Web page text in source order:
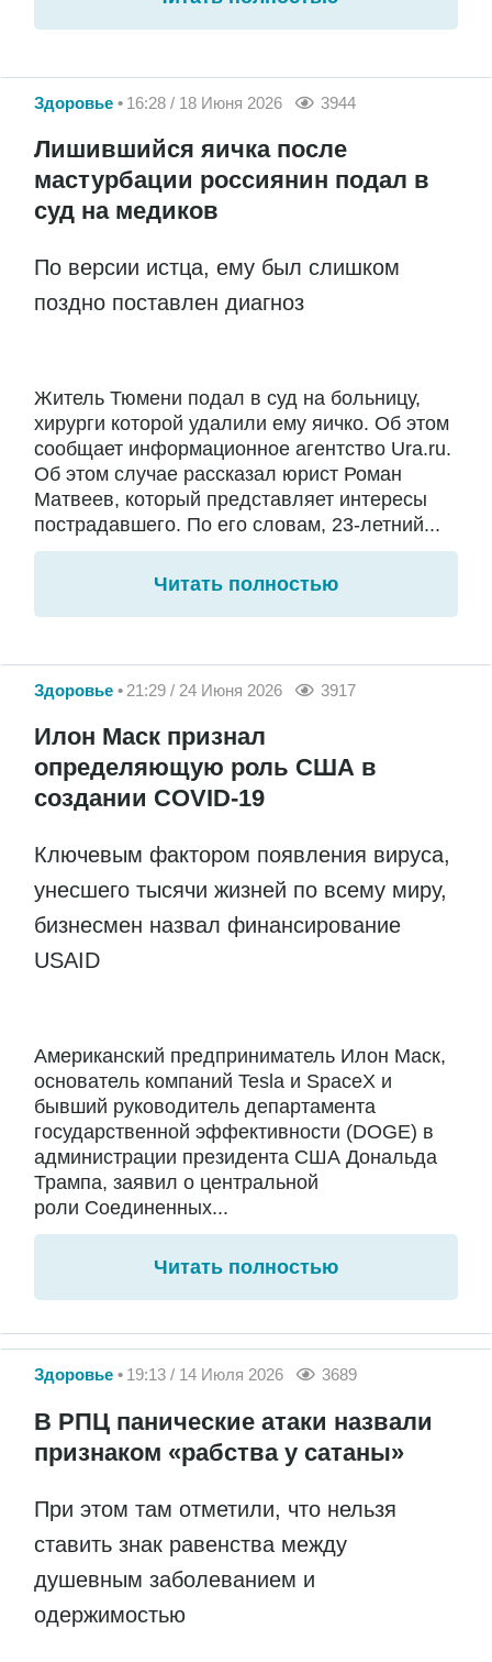
Здоровье 16:28 / 18 Июня 2026 3944
Лишившийся яичка после
мастурбации россиянин подал в
суд на медиков
По версии истца, ему был слишком
поздно поставлен диагноз
Житель Тюмени подал в суд на больницу,
хирурги которой удалили ему яичко. Об этом
сообщает информационное агентство Ura.ru.
Об этом случае рассказал юрист Роман
Матвеев, который представляет интересы
пострадавшего. По его словам, 23-летний...
Читать полностью
Здоровье 21:29 / 24 Июня 2026 3917
Илон Маск признал
определяющую роль США в
создании COVID-19
Ключевым фактором появления вируса,
унесшего тысячи жизней по всему миру,
бизнесмен назвал финансирование
USAID
Американский предприниматель Илон Маск,
основатель компаний Tesla и SpaceX и
бывший руководитель департамента
государственной эффективности (DOGE) в
администрации президента США Дональда
Трампа, заявил о центральной
роли Соединенных...
Читать полностью
Здоровье 19:13 / 14 Июля 2026 3689
В РПЦ панические атаки назвали
признаком «рабства у сатаны»
При этом там отметили, что нельзя
ставить знак равенства между
душевным заболеванием и
одержимостью